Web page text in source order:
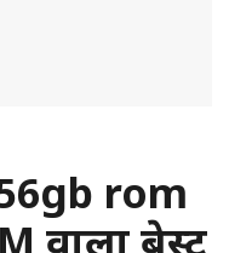
rom